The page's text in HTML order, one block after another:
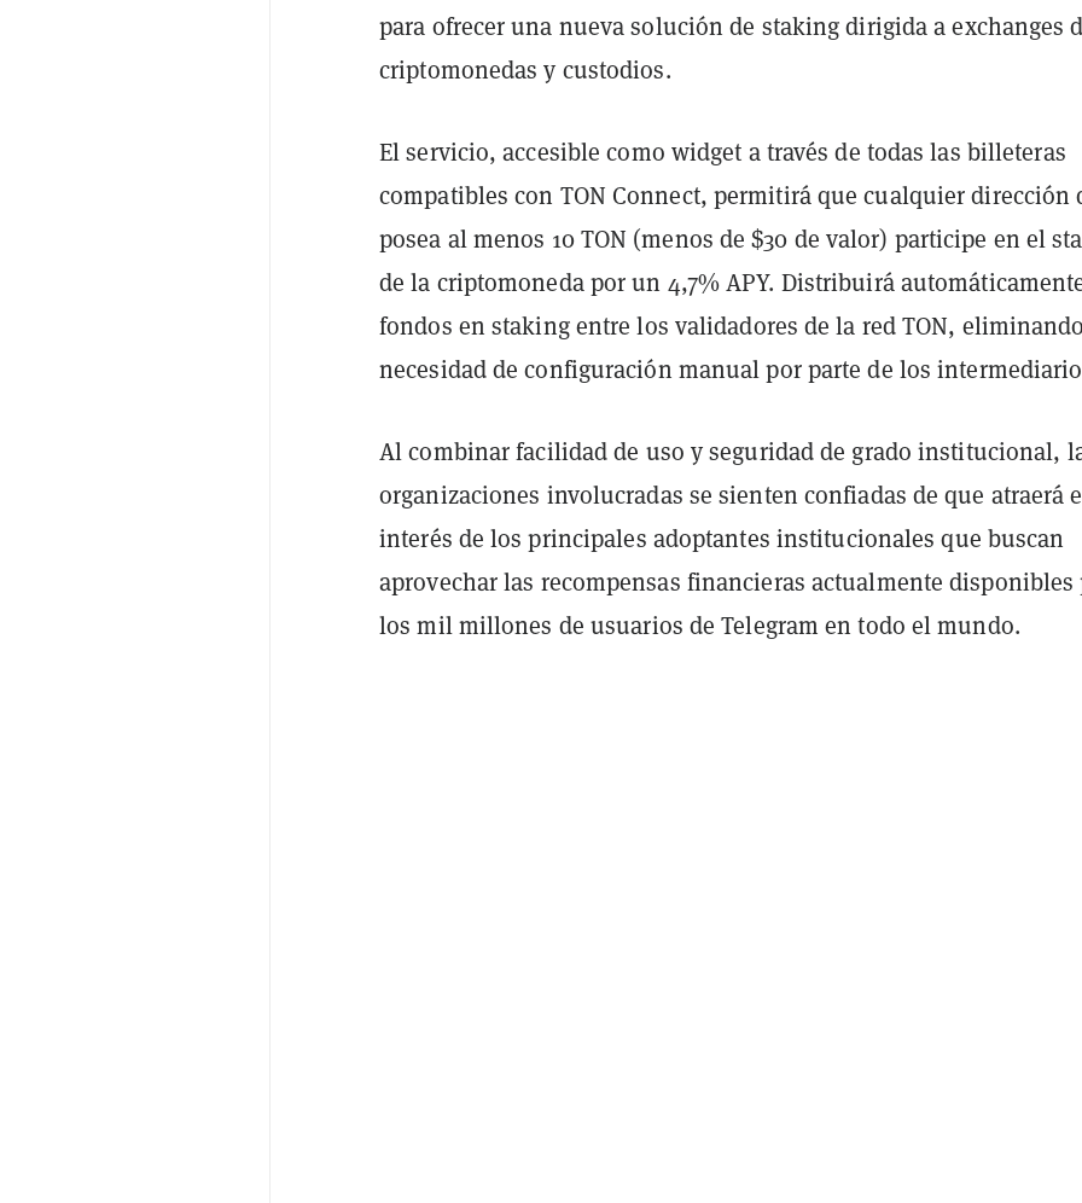
para ofrecer una nueva solución de staking dirigida a exchanges
criptomonedas y custodios.
El servicio, accesible como widget a través de todas las billeteras
compatibles con TON Connect, permitirá que cualquier dirección
posea al menos 10 TON (menos de $30 de valor) participe en el
de la criptomoneda por un 4,7% APY. Distribuirá
fondos en staking entre los validadores de la red TON,
necesidad de configuración manual por parte de los
Al combinar facilidad de uso y seguridad de grado institucional,
organizaciones involucradas se sienten confiadas de que atraerá
interés de los principales adoptantes institucionales que buscan
aprovechar las recompensas financieras actualmente disponibles
los mil millones de usuarios de Telegram en todo el mundo.